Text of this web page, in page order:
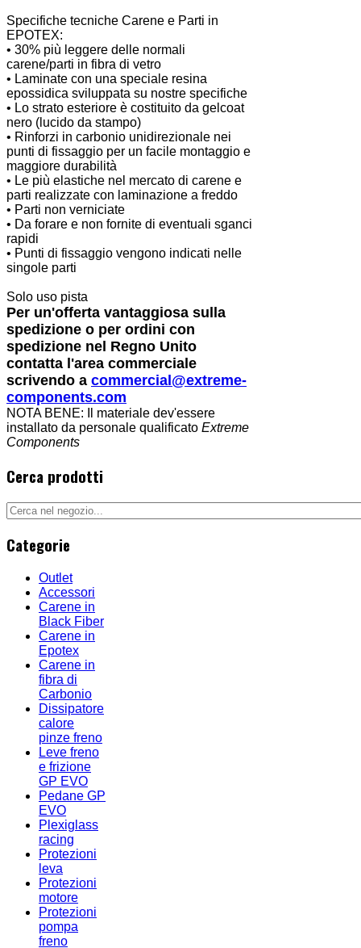
Specifiche tecniche Carene e Parti in
EPOTEX:
• 30% più leggere delle normali
carene/parti in fibra di vetro
• Laminate con una speciale resina
epossidica sviluppata su nostre specifiche
• Lo strato esteriore è costituito da gelcoat
nero (lucido da stampo)
• Rinforzi in carbonio unidirezionale nei
punti di fissaggio per un facile montaggio e
maggiore durabilità
• Le più elastiche nel mercato di carene e
parti realizzate con laminazione a freddo
• Parti non verniciate
• Da forare e non fornite di eventuali sganci
rapidi
• Punti di fissaggio vengono indicati nelle
singole parti
Solo uso pista
Per un'offerta vantaggiosa sulla
spedizione o per ordini con
spedizione nel Regno Unito
contatta l'area commerciale
scrivendo a commercial@extreme-
components.com
NOTA BENE: Il materiale dev'essere
installato da personale qualificato Extreme
Components
Cerca prodotti
Categorie
Outlet
Accessori
Carene in
Black Fiber
Carene in
Epotex
Carene in
fibra di
Carbonio
Dissipatore
calore
pinze freno
Leve freno
e frizione
GP EVO
Pedane GP
EVO
Plexiglass
racing
Protezioni
leva
Protezioni
motore
Protezioni
pompa
freno